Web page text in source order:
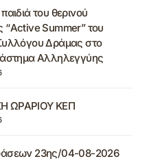
του θερινού
“Active Summer” του
Δράμας στο
Αλληλεγγύης
ΩΡΑΡΙΟΥ ΚΕΠ
23ης/04-08-2026